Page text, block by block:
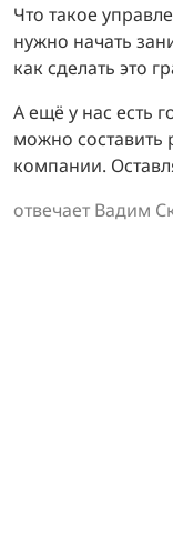
Что такое
нужно начать
как сделать это
А ещё у нас есть
можно составить
компании.
отвечает Вадим